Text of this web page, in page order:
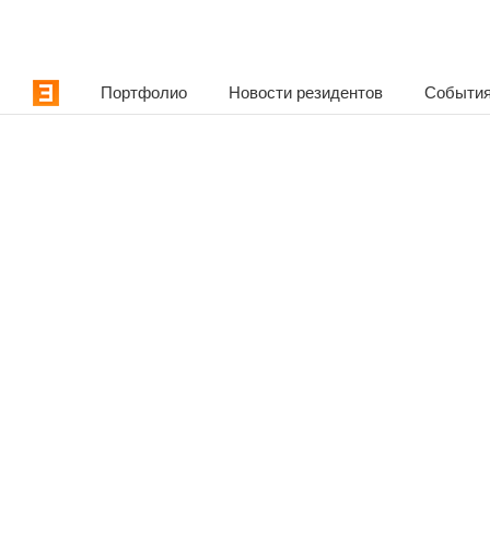
Портфолио Новости резидентов